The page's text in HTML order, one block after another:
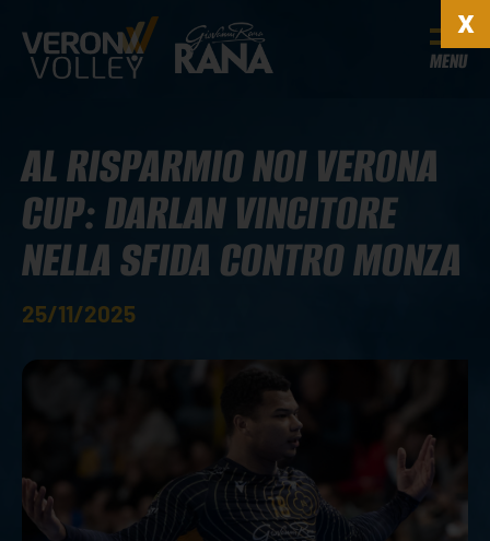
MENU
AL RISPARMIO NOI VERONA
CUP: DARLAN VINCITORE
NELLA SFIDA CONTRO MONZA
25/11/2025